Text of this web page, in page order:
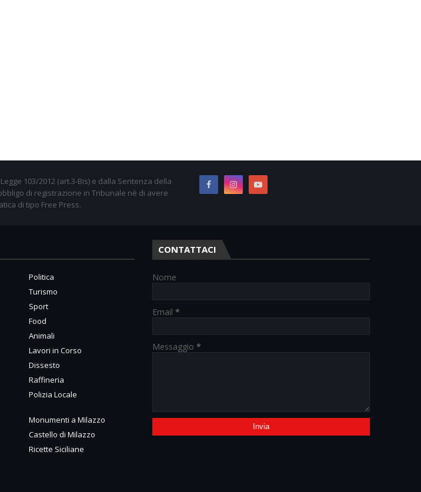
103/2012 (art.3-Bis) e dalla Sentenza della
di registrazione in Tribunale nè di avere
di tipo Free Press.
Politica
Turismo
Sport
Food
Animali
Lavori in Corso
Dissesto
Raffineria
Polizia Locale
Monumenti a Milazzo
Castello di Milazzo
Ricette Siciliane
CONTATTACI
Nome
Email *
Messaggio *